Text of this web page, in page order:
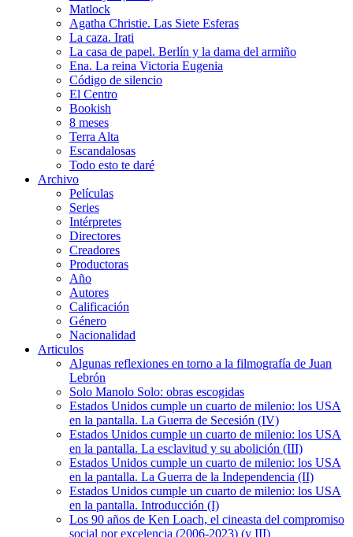
Matlock
Agatha Christie. Las Siete Esferas
La caza. Irati
La casa de papel. Berlín y la dama del armiño
Ena. La reina Victoria Eugenia
Código de silencio
El Centro
Bookish
8 meses
Terra Alta
Escandalosas
Todo esto te daré
Archivo
Películas
Series
Intérpretes
Directores
Creadores
Productoras
Año
Autores
Calificación
Género
Nacionalidad
Articulos
Algunas reflexiones en torno a la filmografía de Juan
Lebrón
Solo Manolo Solo: obras escogidas
Estados Unidos cumple un cuarto de milenio: los USA
en la pantalla. La Guerra de Secesión (IV)
Estados Unidos cumple un cuarto de milenio: los USA
en la pantalla. La esclavitud y su abolición (III)
Estados Unidos cumple un cuarto de milenio: los USA
en la pantalla. La Guerra de la Independencia (II)
Estados Unidos cumple un cuarto de milenio: los USA
en la pantalla. Introducción (I)
Los 90 años de Ken Loach, el cineasta del compromiso
social por excelencia (2006-2023) (y III)